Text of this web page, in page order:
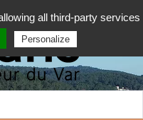
all third-party services
Personalize